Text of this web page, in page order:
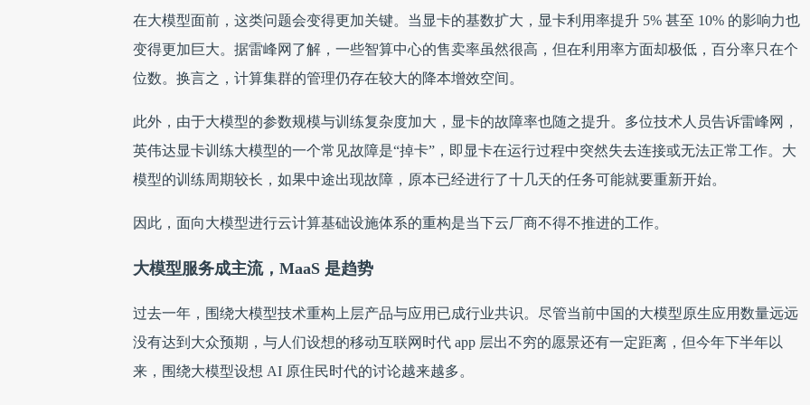
在大模型面前，这类问题会变得更加关键。当显卡的基数扩大，显卡利用率提升 5% 甚至 10% 的影响力也
变得更加巨大。据雷峰网了解，一些智算中心的售卖率虽然很高，但在利用率方面却极低，百分率只在个
位数。换言之，计算集群的管理仍存在较大的降本增效空间。
此外，由于大模型的参数规模与训练复杂度加大，显卡的故障率也随之提升。多位技术人员告诉雷峰网，
英伟达显卡训练大模型的一个常见故障是“掉卡”，即显卡在运行过程中突然失去连接或无法正常工作。大
模型的训练周期较长，如果中途出现故障，原本已经进行了十几天的任务可能就要重新开始。
因此，面向大模型进行云计算基础设施体系的重构是当下云厂商不得不推进的工作。
大模型服务成主流，MaaS 是趋势
过去一年，围绕大模型技术重构上层产品与应用已成行业共识。尽管当前中国的大模型原生应用数量远远
没有达到大众预期，与人们设想的移动互联网时代 app 层出不穷的愿景还有一定距离，但今年下半年以
来，围绕大模型设想 AI 原住民时代的讨论越来越多。